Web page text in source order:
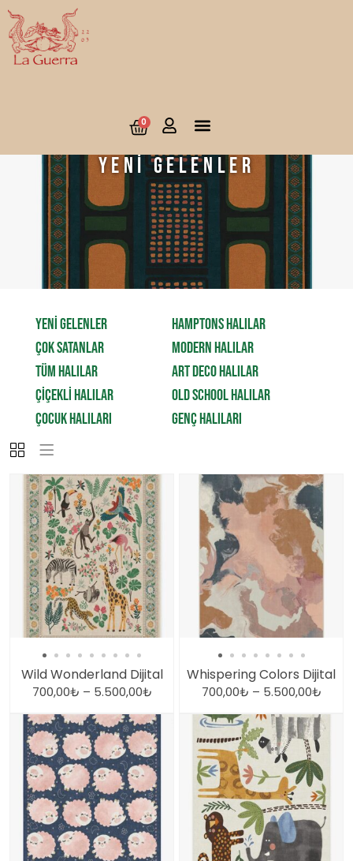
0
Yeni Gelenler
YENİ GELENLER
ÇOK SATANLAR
TÜM HALILAR
ÇİÇEKLİ HALILAR
ÇOCUK HALILARI
HAMPTONS HALILAR
MODERN HALILAR
ART DECO HALILAR
OLD SCHOOL HALILAR
GENÇ HALILARI
Wild Wonderland Dijital
700,00₺ – 5.500,00₺
Whispering Colors Dijital
700,00₺ – 5.500,00₺